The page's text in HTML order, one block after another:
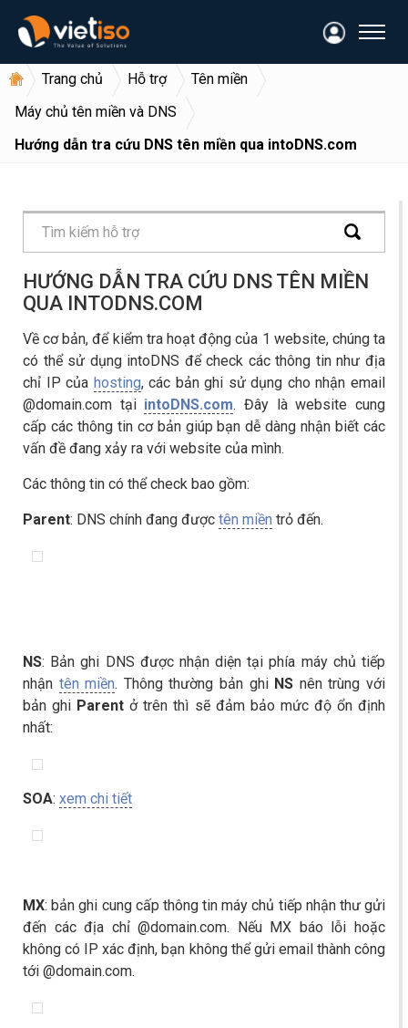
Trang chủ Hỗ trợ
Tên miền
Máy chủ tên miền và DNS
Hướng dẫn tra cứu DNS tên miền qua intoDNS.com
HƯỚNG DẪN TRA CỨU DNS TÊN MIỀN
QUA INTODNS.COM
Về cơ bản, để kiểm tra hoạt động của 1 website, chúng ta
có thể sử dụng intoDNS để check các thông tin như địa
chỉ IP của hosting, các bản ghi sử dụng cho nhận email
@domain.com tại intoDNS.com. Đây là website cung
cấp các thông tin cơ bản giúp bạn dễ dàng nhận biết các
vấn đề đang xảy ra với website của mình.
Các thông tin có thể check bao gồm:
Parent: DNS chính đang được tên miền trỏ đến.
NS: Bản ghi DNS được nhận diện tại phía máy chủ tiếp
nhận tên miền. Thông thường bản ghi NS nên trùng với
bản ghi Parent ở trên thì sẽ đảm bảo mức độ ổn định
nhất:
SOA: xem chi tiết
MX: bản ghi cung cấp thông tin máy chủ tiếp nhận thư gửi
đến các địa chỉ @domain.com. Nếu MX báo lỗi hoặc
không có IP xác định, bạn không thể gửi email thành công
tới @domain.com.